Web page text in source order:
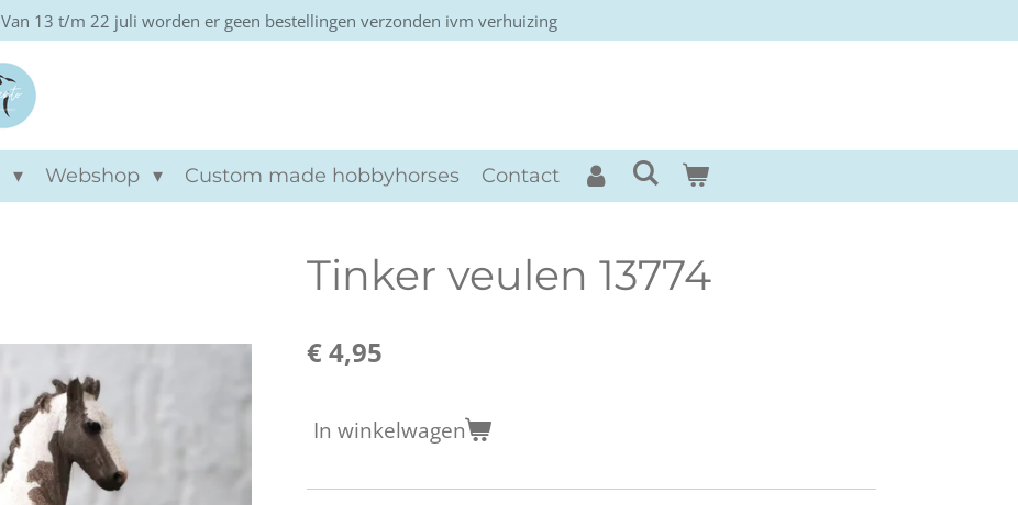
Van 13 t/m 22 juli worden er geen bestellingen verzonden ivm verhuizing
Webshop Custom made hobbyhorses Contact
Tinker veulen 13774
€ 4,95
In winkelwagen